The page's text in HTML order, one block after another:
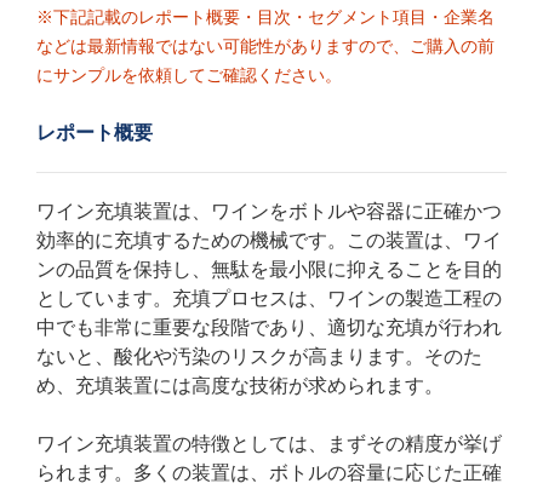
※下記記載のレポート概要・目次・セグメント項目・企業名
などは最新情報ではない可能性がありますので、ご購入の前
にサンプルを依頼してご確認ください。
レポート概要
ワイン充填装置は、ワインをボトルや容器に正確かつ
効率的に充填するための機械です。この装置は、ワイ
ンの品質を保持し、無駄を最小限に抑えることを目的
としています。充填プロセスは、ワインの製造工程の
中でも非常に重要な段階であり、適切な充填が行われ
ないと、酸化や汚染のリスクが高まります。そのた
め、充填装置には高度な技術が求められます。
ワイン充填装置の特徴としては、まずその精度が挙げ
られます。多くの装置は、ボトルの容量に応じた正確